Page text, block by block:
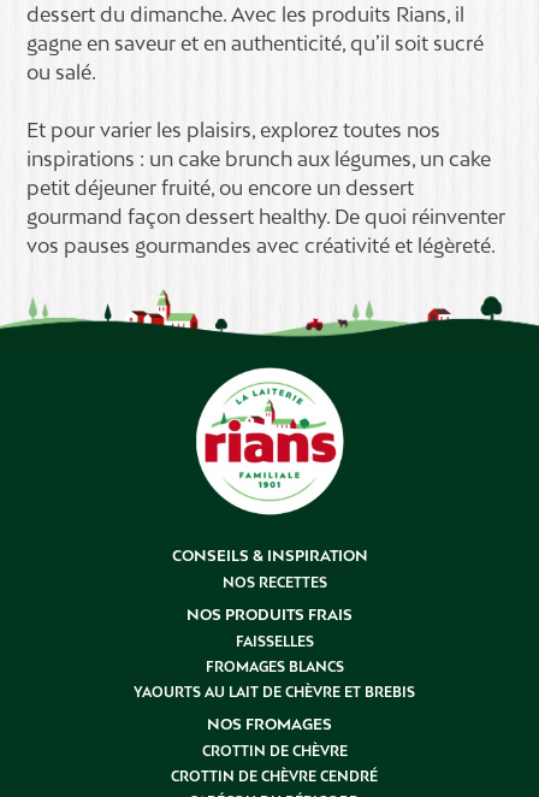
dessert du dimanche. Avec les produits Rians, il
gagne en saveur et en authenticité, qu’il soit sucré
ou salé.
Et pour varier les plaisirs, explorez toutes nos
inspirations : un cake brunch aux légumes, un cake
petit déjeuner fruité, ou encore un dessert
gourmand façon dessert healthy. De quoi réinventer
vos pauses gourmandes avec créativité et légèreté.
CONSEILS & INSPIRATION
NOS RECETTES
NOS PRODUITS FRAIS
FAISSELLES
FROMAGES BLANCS
YAOURTS AU LAIT DE CHÈVRE ET BREBIS
NOS FROMAGES
CROTTIN DE CHÈVRE
CROTTIN DE CHÈVRE CENDRÉ